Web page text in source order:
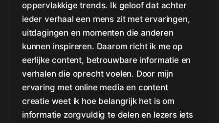
oppervlakkige trends. Ik geloof dat achter
ieder verhaal een mens zit met ervaringen,
uitdagingen en momenten die anderen
kunnen inspireren. Daarom richt ik me op
eerlijke content, betrouwbare informatie en
verhalen die oprecht voelen. Door mijn
ervaring met online media en content
creatie weet ik hoe belangrijk het is om
informatie zorgvuldig te delen en lezers iets